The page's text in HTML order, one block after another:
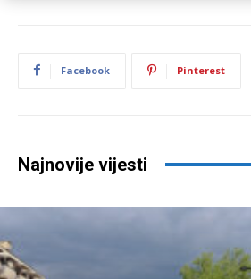
Facebook Pinterest
Najnovije vijesti